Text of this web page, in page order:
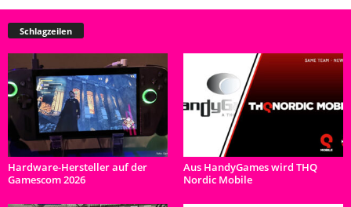
Schlagzeilen
Hardware-Hersteller auf der
Gamescom 2026
Aus HandyGames wird THQ
Nordic Mobile